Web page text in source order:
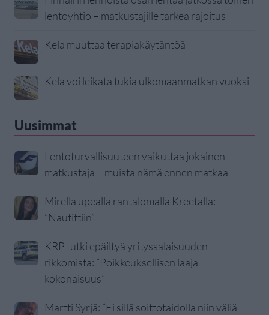
lentoyhtiö – matkustajille tärkeä rajoitus
Kela muuttaa terapiakäytäntöä
Kela voi leikata tukia ulkomaanmatkan vuoksi
Uusimmat
Lentoturvallisuuteen vaikuttaa jokainen
matkustaja – muista nämä ennen matkaa
Mirella upealla rantalomalla Kreetalla:
”Nautittiin”
KRP tutki epäiltyä yrityssalaisuuden
rikkomista: ”Poikkeuksellisen laaja
kokonaisuus”
Martti Syrjä: ”Ei sillä soittotaidolla niin väliä